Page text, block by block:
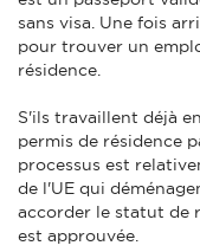
sans visa. Une fois
pour trouver un
résidence.
S'ils travaillent déjà
permis de résidence
processus est
de l'UE qui
accorder le statut de
est approuvée.